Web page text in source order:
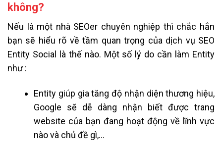
không?
Nếu là một nhà SEOer chuyên nghiệp thì chắc hẳn
bạn sẽ hiểu rõ về tầm quan trọng của dịch vụ SEO
Entity Social là thế nào. Một số lý do cần làm Entity
như :
Entity giúp gia tăng độ nhận diện thương hiệu,
Google sẽ dễ dàng nhận biết được trang
website của bạn đang hoạt động về lĩnh vực
nào và chủ đề gì,…